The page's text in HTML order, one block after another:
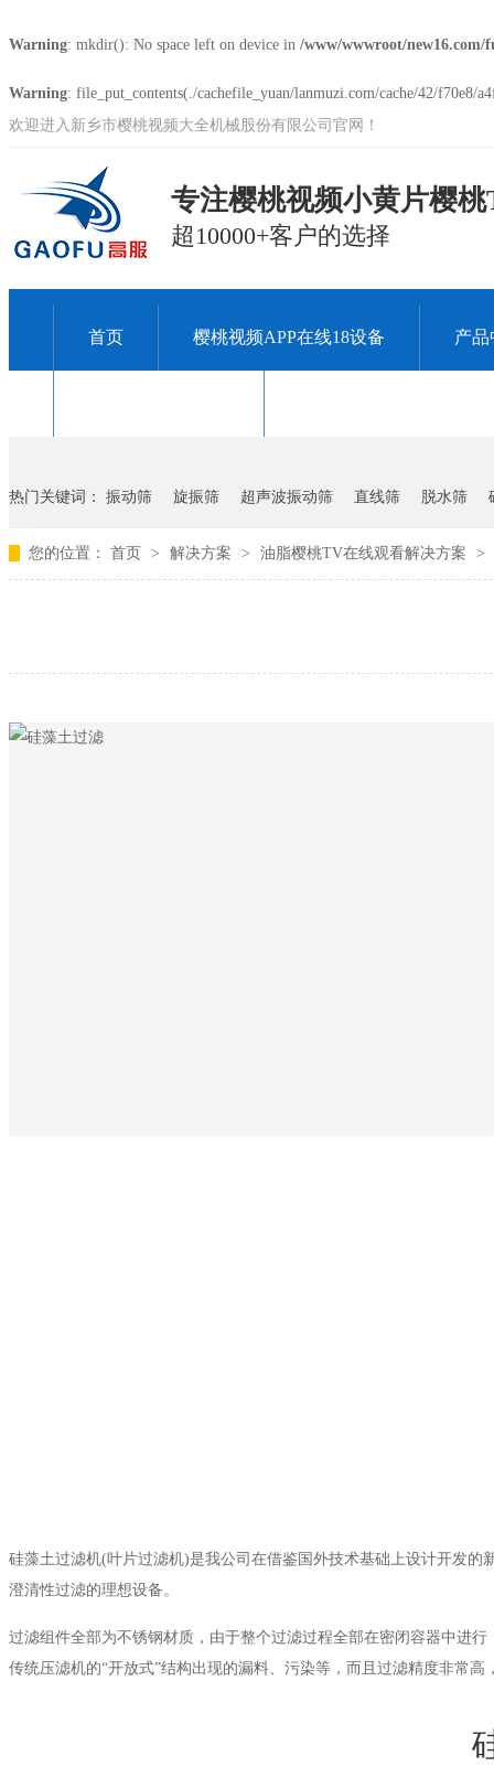
Warning: mkdir(): No space left on device in /www/wwwroot/new16.com/
Warning: file_put_contents(./cachefile_yuan/lanmuzi.com/cache/42/
欢迎进入新乡市樱桃视频大全机械股份有限公司官网！
专注樱桃视频小黄片樱
超10000+客户的选择
首页 樱桃视频APP在线18设备 产品
热门关键词： 振动筛 旋振筛 超声波振动筛 直线筛 脱水筛
您的位置： 首页 > 解决方案 > 油脂樱桃TV在线观看解决方案 >
硅藻土过滤机(叶片过滤机)是我公司在借鉴国外技术基础上设计开发
澄清性过滤的理想设备。
过滤组件全部为不锈钢材质，由于整个过滤过程全部在密闭容器中进
传统压滤机的“开放式”结构出现的漏料、污染等，而且过滤精度非常